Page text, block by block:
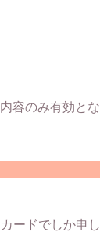
容のみ有効とな
ードでしか